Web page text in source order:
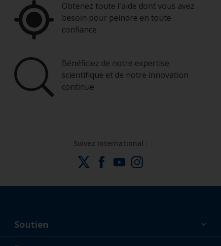
Obtenez toute l'aide dont vous avez
besoin pour peindre en toute
confiance
Bénéficiez de notre expertise
scientifique et de notre innovation
continue
Suivez International :
Soutien
À propos de nous